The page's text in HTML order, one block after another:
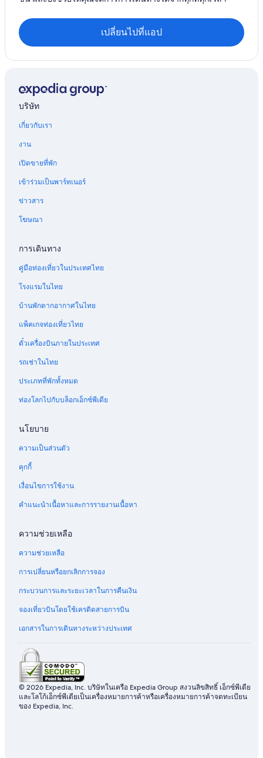
Higashi
เกาะโอจิมะ
อาฮะ
โอกิมิ
ฮาเอบารุ
คาเดนา
เปลี่ยนไปที่แอป
บริษัท
เกี่ยวกับเรา
งาน
เปิดขายที่พัก
เข้าร่วมเป็นพาร์ทเนอร์
ข่าวสาร
โฆษณา
การเดินทาง
คู่มือท่องเที่ยวในประเทศไทย
โรงแรมในไทย
บ้านพักตากอากาศในไทย
แพ็คเกจท่องเที่ยวไทย
ตั๋วเครื่องบินภายในประเทศ
รถเช่าในไทย
ประเภทที่พักทั้งหมด
ท่องโลกไปกับบล็อกเอ็กซ์พีเดีย
นโยบาย
ความเป็นส่วนตัว
คุกกี้
เงื่อนไขการใช้งาน
คำแนะนำเนื้อหาและการรายงานเนื้อหา
ความช่วยเหลือ
ความช่วยเหลือ
การเปลี่ยนหรือยกเลิกการจอง
กระบวนการและระยะเวลาในการคืนเงิน
จองเที่ยวบินโดยใช้เครดิตสายการบิน
เอกสารในการเดินทางระหว่างประเทศ
© 2026 Expedia, Inc. บริษัทในเครือ Expedia Group สงวนลิขสิทธิ์ เอ็กซ์พีเดีย
และโลโก้เอ็กซ์พีเดียเป็นเครื่องหมายการค้าหรือเครื่องหมายการค้าจดทะเบียน
ของ Expedia, Inc.